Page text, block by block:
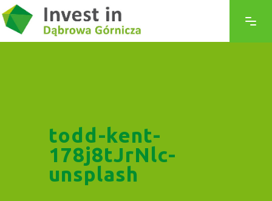
todd-kent-
178j8tJrNlc-
unsplash